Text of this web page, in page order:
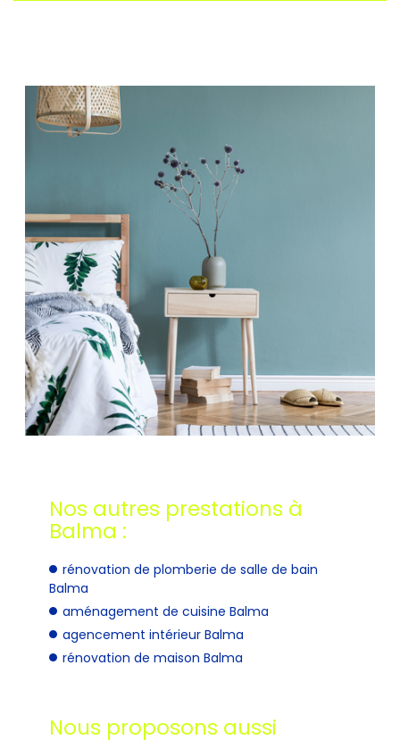
Nos autres prestations à
Balma :
rénovation de plomberie de salle de bain
Balma
aménagement de cuisine Balma
agencement intérieur Balma
rénovation de maison Balma
Nous proposons aussi